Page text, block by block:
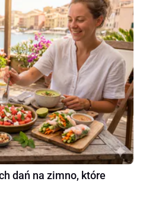
dań na zimno, które